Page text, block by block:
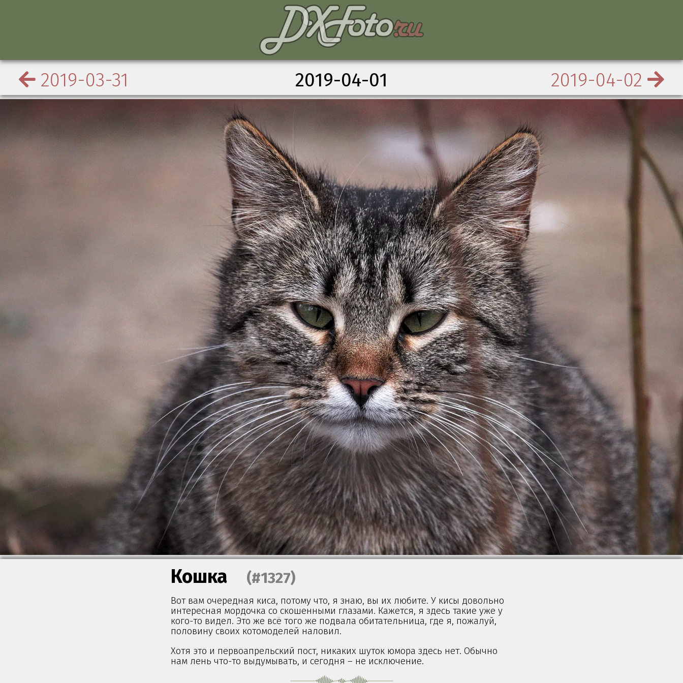
2019-03-31 2019-04-01 2019-04-02
Кошка (#1327)
Вот вам очередная киса, потому что, я знаю, вы их любите. У кисы довольно
интересная мордочка со скошенными глазами. Кажется, я здесь такие уже у
кого-то видел. Это же всё того же подвала обитательница, где я, пожалуй,
половину своих котомоделей наловил.
Хотя это и первоапрельский пост, никаких шуток юмора здесь нет. Обычно
нам лень что-то выдумывать, и сегодня – не исключение.